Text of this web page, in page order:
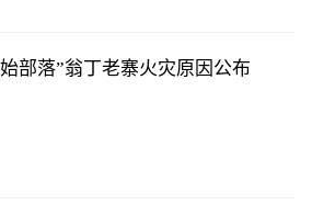
部落”翁丁老寨火灾原因公布